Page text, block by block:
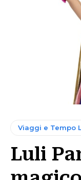
Viaggi e Tempo
Luli